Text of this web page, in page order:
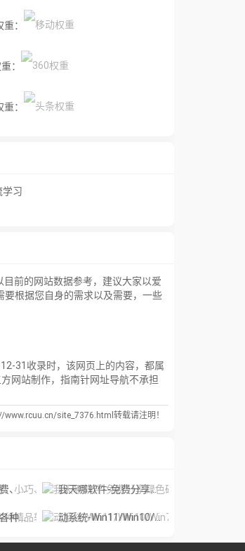
重：
：
重：
学习
目前的网站数据参考，建议大家以爱
根据您自身的需求以及需要，一些
31收录时，该网页上的内容，都属
网站制作，指南针网址导航不承担
site_7376.html转载请注明！
软件网站 我天哪软件-免费分享绿色破解软件资源，第一时间免费分享实用的软件、电影、系统等。
程打包下载 动系统-Win11/Win10/Win7专业版高速免费下载